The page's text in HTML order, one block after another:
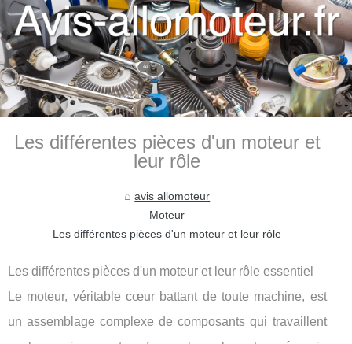
Les différentes pièces d'un moteur et
leur rôle
avis allomoteur
Moteur
Les différentes pièces d'un moteur et leur rôle
Les différentes pièces d'un moteur et leur rôle essentiel
Le moteur, véritable cœur battant de toute machine, est
un assemblage complexe de composants qui travaillent